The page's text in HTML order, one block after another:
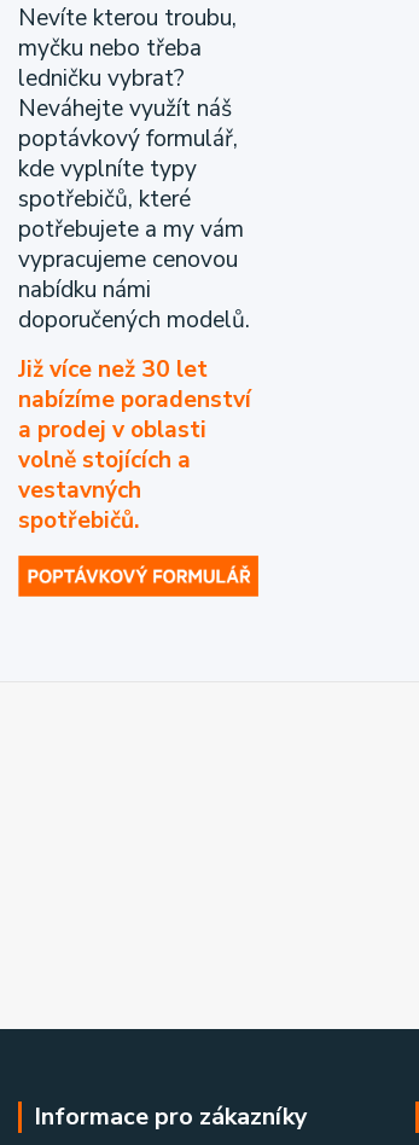
Nevíte kterou troubu,
myčku nebo třeba
ledničku vybrat?
Neváhejte využít náš
poptávkový formulář,
kde vyplníte typy
spotřebičů, které
potřebujete a my vám
vypracujeme cenovou
nabídku námi
doporučených modelů.
Již více než 30 let
nabízíme poradenství
a prodej v oblasti
volně stojících a
vestavných
spotřebičů.
Informace pro zákazníky